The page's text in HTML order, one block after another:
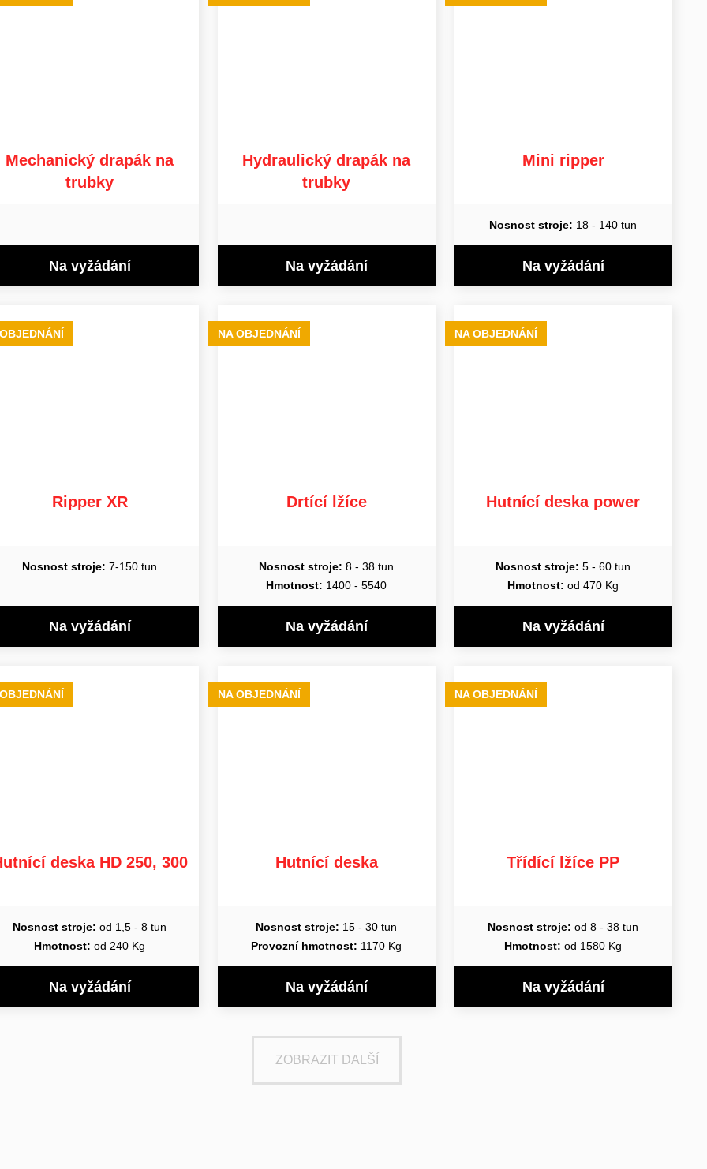
Mechanický drapák na
trubky
Na vyžádání
Hydraulický drapák na
trubky
Na vyžádání
Mini ripper
Nosnost stroje: 18 - 140 tun
Na vyžádání
Ripper XR
Nosnost stroje: 7-150 tun
Na vyžádání
NA OBJEDNÁNÍ
Drtící lžíce
Nosnost stroje: 8 - 38 tun
Hmotnost: 1400 - 5540
Na vyžádání
NA OBJEDNÁNÍ
Hutnící deska power
Nosnost stroje: 5 - 60 tun
Hmotnost: od 470 Kg
Na vyžádání
deska HD 250, 300
Nosnost stroje: od 1,5 - 8 tun
Hmotnost: od 240 Kg
Na vyžádání
NA OBJEDNÁNÍ
Hutnící deska
Nosnost stroje: 15 - 30 tun
Provozní hmotnost: 1170 Kg
Na vyžádání
NA OBJEDNÁNÍ
Třídící lžíce PP
Nosnost stroje: od 8 - 38 tun
Hmotnost: od 1580 Kg
Na vyžádání
ZOBRAZIT DALŠÍ